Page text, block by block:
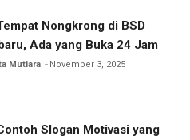
Nongkrong di BSD
Ada yang Buka 24 Jam
Mutiara November 3, 2025
Slogan Motivasi yang